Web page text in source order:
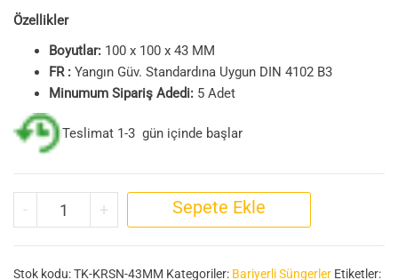
Özellikler
Boyutlar: 100 x 100 x 43 MM
FR : Yangın Güv. Standardına Uygun DIN 4102 B3
Minumum Sipariş Adedi: 5 Adet
Teslimat 1-3 gün içinde başlar
- Kurşun Bariyerli Sünger adet
+ Sepete Ekle
Stok kodu:TK-KRSN-43MM Kategoriler: Bariyerli Süngerler Etiketler: